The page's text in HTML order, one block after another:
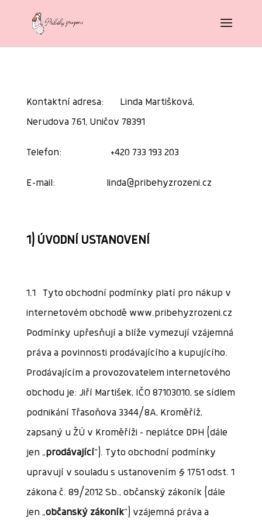
Kontaktní adresa: Linda Martišková,
Nerudova 761, Uničov 78391
Telefon: +420 733 193 203
E-mail: linda@pribehyzrozeni.cz
1) ÚVODNÍ USTANOVENÍ
1.1 Tyto obchodní podmínky platí pro nákup v
internetovém obchodě www.pribehyzrozeni.cz
Podmínky upřesňují a blíže vymezují vzájemná
práva a povinnosti prodávajícího a kupujícího.
Prodávajícím a provozovatelem internetového
obchodu je: Jiří Martišek, IČO 87103010, se sídlem
podnikání Třasoňova 3344/8A, Kroměříž,
zapsaný u ŽÚ v Kroměříži – neplátce DPH (dále
jen „prodávající“). Tyto obchodní podmínky
upravují v souladu s ustanovením § 1751 odst. 1
zákona č. 89/2012 Sb., občanský zákoník (dále
jen „občanský zákoník“) vzájemná práva a